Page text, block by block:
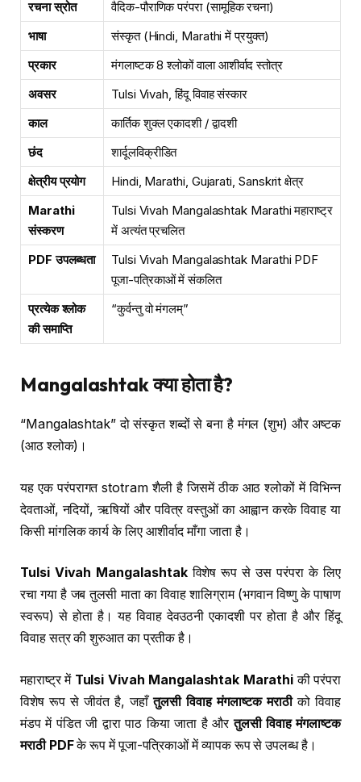
रचना स्रोत
वैदिक-पौराणिक परंपरा (सामूहिक रचना)
भाषा
संस्कृत (Hindi, Marathi में प्रयुक्त)
प्रकार
मंगलाष्टक 8 श्लोकों वाला आशीर्वाद स्तोत्र
अवसर
Tulsi Vivah, हिंदू विवाह संस्कार
काल
कार्तिक शुक्ल एकादशी / द्वादशी
छंद
शार्दूलविक्रीडित
क्षेत्रीय प्रयोग
Hindi, Marathi, Gujarati, Sanskrit क्षेत्र
Marathi
संस्करण
Tulsi Vivah Mangalashtak Marathi महाराष्ट्र
में अत्यंत प्रचलित
PDF उपलब्धता
Tulsi Vivah Mangalashtak Marathi PDF
पूजा-पत्रिकाओं में संकलित
प्रत्येक श्लोक
की समाप्ति
“कुर्वन्तु वो मंगलम्”
Mangalashtak क्या होता है?
“Mangalashtak” दो संस्कृत शब्दों से बना है मंगल (शुभ) और अष्टक
(आठ श्लोक)।
यह एक परंपरागत stotram शैली है जिसमें ठीक आठ श्लोकों में विभिन्न
देवताओं, नदियों, ऋषियों और पवित्र वस्तुओं का आह्वान करके विवाह या
किसी मांगलिक कार्य के लिए आशीर्वाद माँगा जाता है।
Tulsi Vivah Mangalashtakविशेष रूप से उस परंपरा के लिए
रचा गया है जब तुलसी माता का विवाह शालिग्राम (भगवान विष्णु के पाषाण
स्वरूप) से होता है। यह विवाह देवउठनी एकादशी पर होता है और हिंदू
विवाह सत्र की शुरुआत का प्रतीक है।
महाराष्ट्र में Tulsi Vivah Mangalashtak Marathi की परंपरा
विशेष रूप से जीवंत है, जहाँतुलसी विवाह मंगलाष्टक मराठीको विवाह
मंडप में पंडित जी द्वारा पाठ किया जाता है औरतुलसी विवाह मंगलाष्टक
मराठी PDFके रूप में पूजा-पत्रिकाओं में व्यापक रूप से उपलब्ध है।